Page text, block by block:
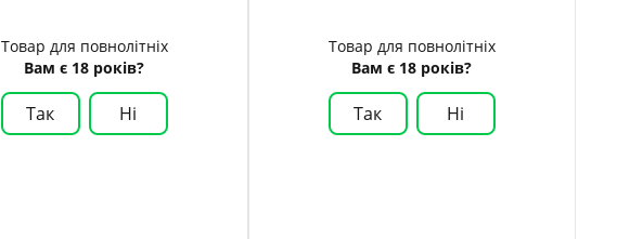
Товар для повнолітніх
Вам є 18 років?
Так Ні
Товар для повнолітніх
Вам є 18 років?
Так Ні